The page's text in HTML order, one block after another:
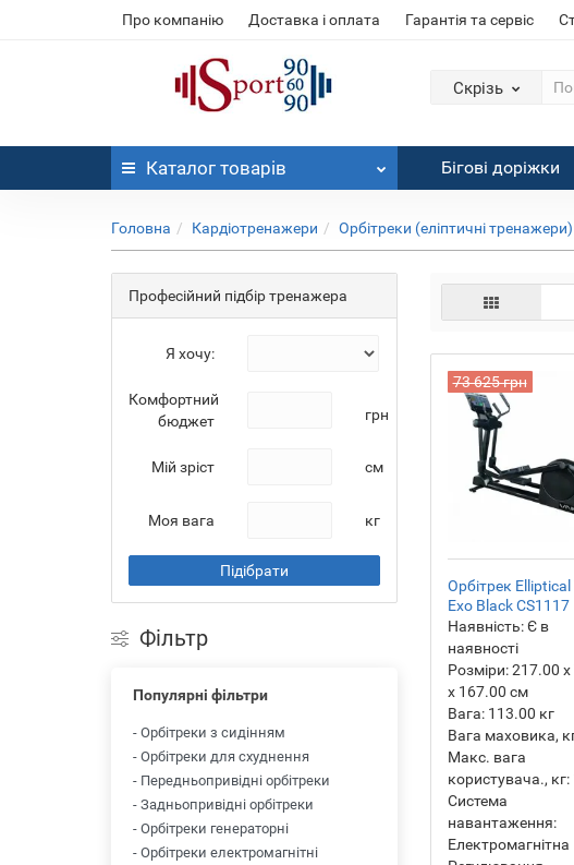
Про компанію Доставка і оплата Гарантія та сервіс
Скрізь
Каталог товарів Бігові доріжки
Головна Кардіотренажери Орбітреки (еліптичні тренажери)
Професійний підбір тренажера
Я хочу:
Комфортний
бюджет
грн
Мій зріст см
Моя вага кг
Підібрати
Фільтр
Популярні фільтри
- Орбітреки з сидінням
- Орбітреки для схуднення
- Передньопривідні орбітреки
- Задньопривідні орбітреки
- Орбітреки генераторні
- Орбітреки електромагнітні
73 625 грн
Орбітрек Elliptical
Exo Black CS1117
Наявність:Є в
наявності
Розміри:217.00 х
х 167.00 см
Вага: 113.00 кг
Вага маховика,
Макс. вага
користувача., кг:
Система
навантаження:
Електромагнітна